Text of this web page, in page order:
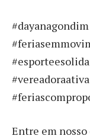
Entre em